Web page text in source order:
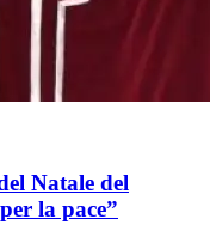
Natale del
la pace”